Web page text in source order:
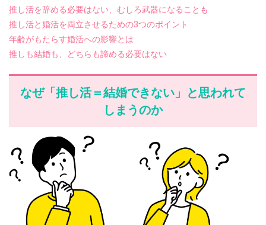
推し活を辞める必要はない、むしろ武器になることも
推し活と婚活を両立させるための3つのポイント
年齢がもたらす婚活への影響とは
推しも結婚も、どちらも諦める必要はない
なぜ「推し活＝結婚できない」と思われて
しまうのか